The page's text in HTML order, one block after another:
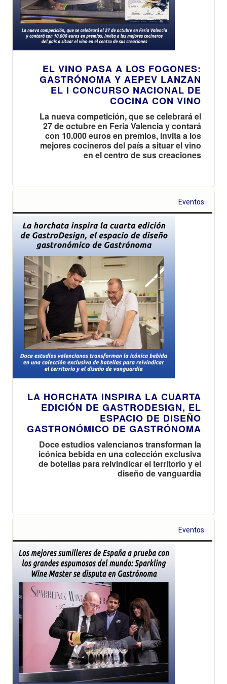
EL VINO PASA A LOS FOGONES:
GASTRÓNOMA Y AEPEV LANZAN
EL I CONCURSO NACIONAL DE
COCINA CON VINO
La nueva competición, que se celebrará el
27 de octubre en Feria Valencia y contará
con 10.000 euros en premios, invita a los
mejores cocineros del país a situar el vino
en el centro de sus creaciones
Eventos
LA HORCHATA INSPIRA LA CUARTA
EDICIÓN DE GASTRODESIGN, EL
ESPACIO DE DISEÑO
GASTRONÓMICO DE GASTRÓNOMA
Doce estudios valencianos transforman la
icónica bebida en una colección exclusiva
de botellas para reivindicar el territorio y el
diseño de vanguardia
Eventos